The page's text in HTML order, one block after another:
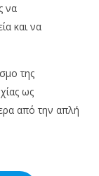
να
και να
της
ως
από την απλή